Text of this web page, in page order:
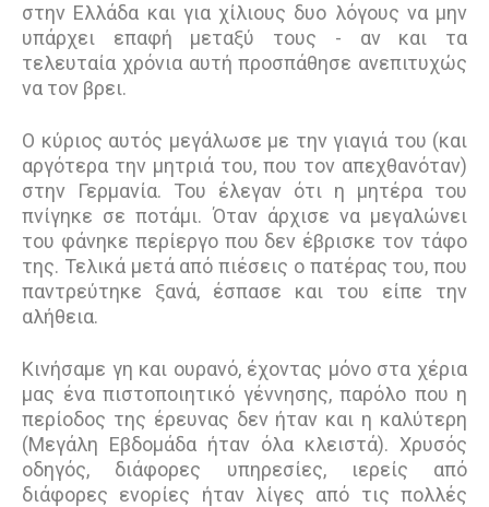
στην Ελλάδα και για χίλιους δυο λόγους να μην
υπάρχει επαφή μεταξύ τους - αν και τα
τελευταία χρόνια αυτή προσπάθησε ανεπιτυχώς
να τον βρει.
Ο κύριος αυτός μεγάλωσε με την γιαγιά του (και
αργότερα την μητριά του, που τον απεχθανόταν)
στην Γερμανία. Του έλεγαν ότι η μητέρα του
πνίγηκε σε ποτάμι. Όταν άρχισε να μεγαλώνει
του φάνηκε περίεργο που δεν έβρισκε τον τάφο
της. Τελικά μετά από πιέσεις ο πατέρας του, που
παντρεύτηκε ξανά, έσπασε και του είπε την
αλήθεια.
Κινήσαμε γη και ουρανό, έχοντας μόνο στα χέρια
μας ένα πιστοποιητικό γέννησης, παρόλο που η
περίοδος της έρευνας δεν ήταν και η καλύτερη
(Μεγάλη Εβδομάδα ήταν όλα κλειστά). Χρυσός
οδηγός, διάφορες υπηρεσίες, ιερείς από
διάφορες ενορίες ήταν λίγες από τις πολλές